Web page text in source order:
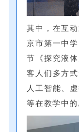
其中，在互
京市第一中
节《探究液
客人们多方
人工智能、
等在教学中的